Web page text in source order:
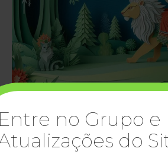
Jaya Jagatambe Ma Durga –
no Grupo e
do